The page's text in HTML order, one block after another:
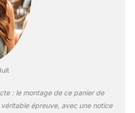
: le montage de ce panier de
épreuve, avec une notice